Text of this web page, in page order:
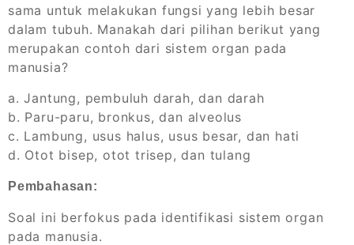
sama untuk melakukan fungsi yang lebih besar
dalam tubuh. Manakah dari pilihan berikut yang
merupakan contoh dari sistem organ pada
manusia?
a. Jantung, pembuluh darah, dan darah
b. Paru-paru, bronkus, dan alveolus
c. Lambung, usus halus, usus besar, dan hati
d. Otot bisep, otot trisep, dan tulang
Pembahasan:
Soal ini berfokus pada identifikasi sistem organ
pada manusia.